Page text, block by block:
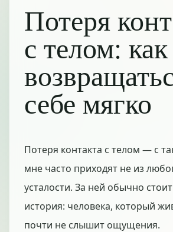
Потеря
с телом: как
себе мягко
Потеря контакта с телом — с
мне часто приходят не из
усталости. За ней обычно
история: человека, который
почти не слышит ощущения.